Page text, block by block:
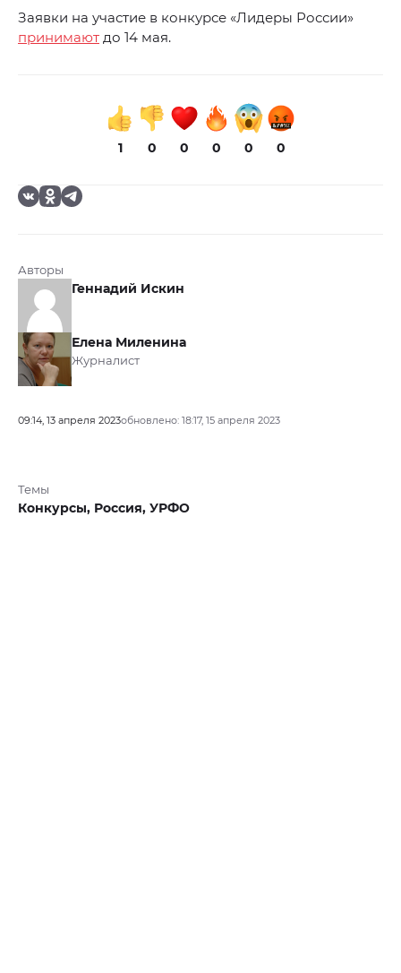
Заявки на участие в конкурсе «Лидеры России»
принимают до 14 мая.
1 0 0 0 0 0
Авторы
Геннадий Искин
Елена Миленина
Журналист
09:14, 13 апреля 2023обновлено: 18:17, 15 апреля 2023
Темы
Конкурсы, Россия, УРФО